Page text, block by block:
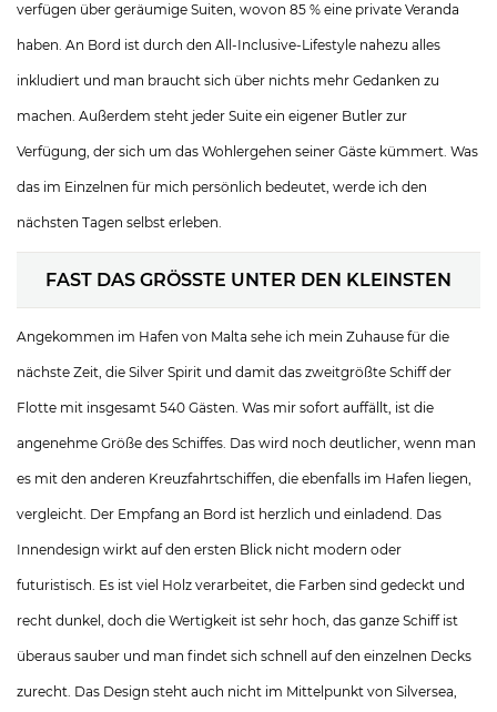
verfügen über geräumige Suiten, wovon 85 % eine private Veranda
haben. An Bord ist durch den All-Inclusive-Lifestyle nahezu alles
inkludiert und man braucht sich über nichts mehr Gedanken zu
machen. Außerdem steht jeder Suite ein eigener Butler zur
Verfügung, der sich um das Wohlergehen seiner Gäste kümmert. Was
das im Einzelnen für mich persönlich bedeutet, werde ich den
nächsten Tagen selbst erleben.
FAST DAS GRÖSSTE UNTER DEN KLEINSTEN
Angekommen im Hafen von Malta sehe ich mein Zuhause für die
nächste Zeit, die Silver Spirit und damit das zweitgrößte Schiff der
Flotte mit insgesamt 540 Gästen. Was mir sofort auffällt, ist die
angenehme Größe des Schiffes. Das wird noch deutlicher, wenn man
es mit den anderen Kreuzfahrtschiffen, die ebenfalls im Hafen liegen,
vergleicht. Der Empfang an Bord ist herzlich und einladend. Das
Innendesign wirkt auf den ersten Blick nicht modern oder
futuristisch. Es ist viel Holz verarbeitet, die Farben sind gedeckt und
recht dunkel, doch die Wertigkeit ist sehr hoch, das ganze Schiff ist
überaus sauber und man findet sich schnell auf den einzelnen Decks
zurecht. Das Design steht auch nicht im Mittelpunkt von Silversea,